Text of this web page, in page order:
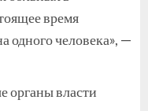
время
одного человека», —
органы власти